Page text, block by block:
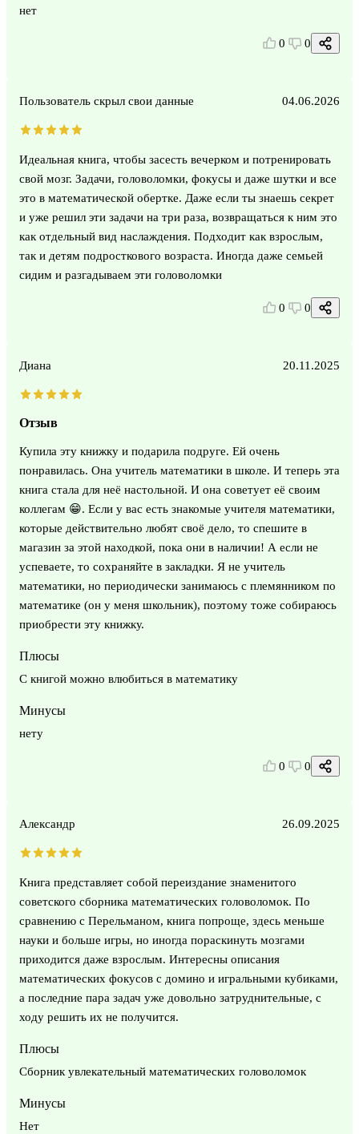
нет
0 0
Пользователь скрыл свои данные 04.06.2026
Идеальная книга, чтобы засесть вечерком и потренировать
свой мозг. Задачи, головоломки, фокусы и даже шутки и все
это в математической обертке. Даже если ты знаешь секрет
и уже решил эти задачи на три раза, возвращаться к ним это
как отдельный вид наслаждения. Подходит как взрослым,
так и детям подросткового возраста. Иногда даже семьей
сидим и разгадываем эти головоломки
0 0
Диана 20.11.2025
Отзыв
Купила эту книжку и подарила подруге. Ей очень
понравилась. Она учитель математики в школе. И теперь эта
книга стала для неё настольной. И она советует её своим
коллегам 😁. Если у вас есть знакомые учителя математики,
которые действительно любят своё дело, то спешите в
магазин за этой находкой, пока они в наличии! А если не
успеваете, то сохраняйте в закладки. Я не учитель
математики, но периодически занимаюсь с племянником по
математике (он у меня школьник), поэтому тоже собираюсь
приобрести эту книжку.
Плюсы
С книгой можно влюбиться в математику
Минусы
нету
0 0
Александр 26.09.2025
Книга представляет собой переиздание знаменитого
советского сборника математических головоломок. По
сравнению с Перельманом, книга попроще, здесь меньше
науки и больше игры, но иногда пораскинуть мозгами
приходится даже взрослым. Интересны описания
математических фокусов с домино и игральными кубиками,
а последние пара задач уже довольно затруднительные, с
ходу решить их не получится.
Плюсы
Сборник увлекательный математических головоломок
Минусы
Нет